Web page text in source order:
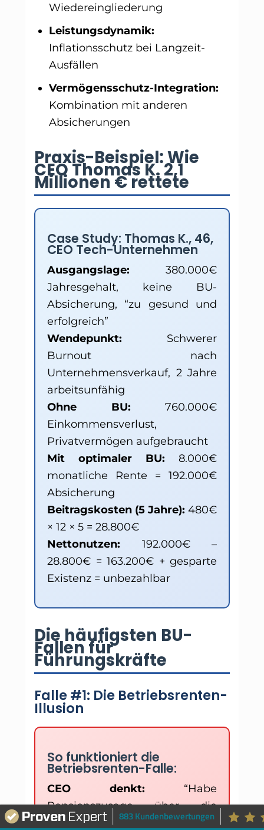
Wiedereingliederung
Leistungsdynamik:
Inflationsschutz bei Langzeit-
Ausfällen
Vermögensschutz-Integration:
Kombination mit anderen
Absicherungen
Praxis-Beispiel: Wie
CEO Thomas K. 2,1
Millionen € rettete
Case Study: Thomas K., 46,
CEO Tech-Unternehmen
Ausgangslage: 380.000€
Jahresgehalt, keine BU-
Absicherung, “zu gesund und
erfolgreich”
Wendepunkt: Schwerer
Burnout nach
Unternehmensverkauf, 2 Jahre
arbeitsunfähig
Ohne BU: 760.000€
Einkommensverlust,
Privatvermögen aufgebraucht
Mit optimaler BU: 8.000€
monatliche Rente = 192.000€
Absicherung
Beitragskosten (5 Jahre): 480€
× 12 × 5 = 28.800€
Nettonutzen: 192.000€ –
28.800€ = 163.200€ + gesparte
Existenz = unbezahlbar
Die häufigsten BU-
Fallen für
Führungskräfte
Falle #1: Die Betriebsrenten-
Illusion
So funktioniert die
Betriebsrenten-Falle:
CEO denkt: “Habe
Pensionszusage über die
Firma”
883 Kundenbewertungen